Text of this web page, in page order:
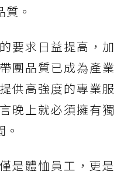
。
要求日益提高，加
團品質已成為產業
供高強度的專業服
晚上就必須擁有獨
是體恤員工，更是